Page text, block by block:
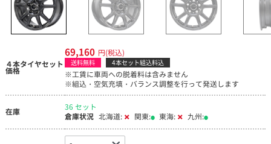
４本タイヤセット
価格
69,160 円(税込)
送料無料 4本セット組込料込
※工賃に車両への脱着料は含みません
※組込・空気充填・バランス調整を行って発送します
在庫
36 セット
倉庫状況 北海道: 関東: 東海: 九州: